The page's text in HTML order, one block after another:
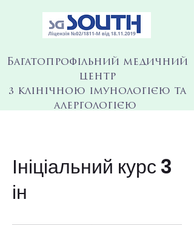
Багатопрофільний медичний
центр
з клінічною імунологією та
алергологією
Ініціальний курс 3
ін